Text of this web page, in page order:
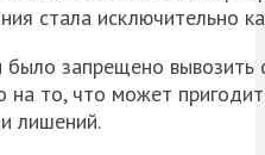
стала исключительно
было запрещено
то, что может
лишений.